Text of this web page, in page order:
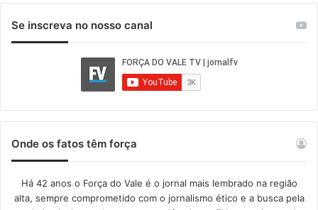
Se inscreva no nosso canal
Onde os fatos têm força
Há 42 anos o Força do Vale é o jornal mais lembrado na região
alta, sempre comprometido com o jornalismo ético e a busca pela